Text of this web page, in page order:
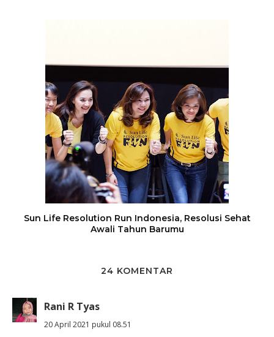
Sun Life Resolution Run Indonesia, Resolusi Sehat
Awali Tahun Barumu
24 KOMENTAR
Rani R Tyas
20 April 2021 pukul 08.51